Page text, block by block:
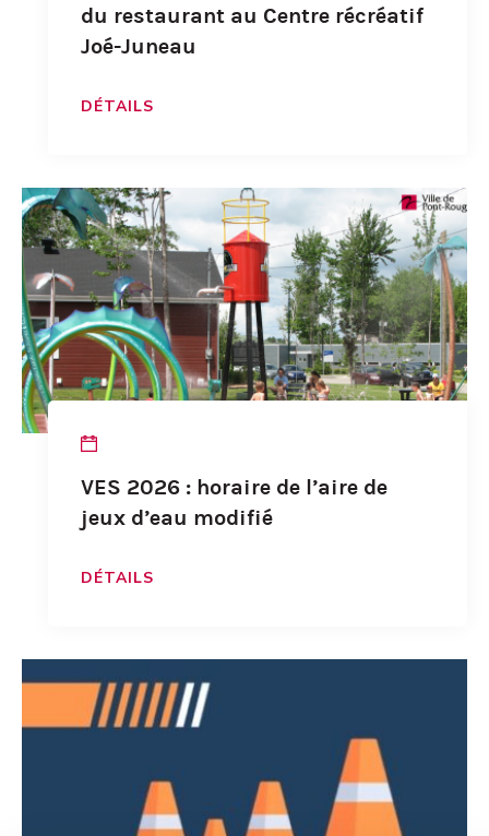
du restaurant au Centre récréatif
Joé-Juneau
DÉTAILS
VES 2026 : horaire de l’aire de
jeux d’eau modifié
DÉTAILS